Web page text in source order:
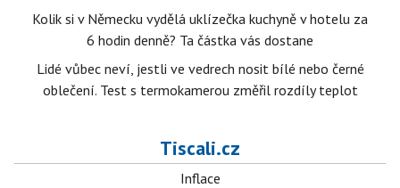
Kolik si v Německu vydělá uklízečka kuchyně v hotelu za
6 hodin denně? Ta částka vás dostane
Lidé vůbec neví, jestli ve vedrech nosit bílé nebo černé
oblečení. Test s termokamerou změřil rozdíly teplot
Tiscali.cz
Inflace